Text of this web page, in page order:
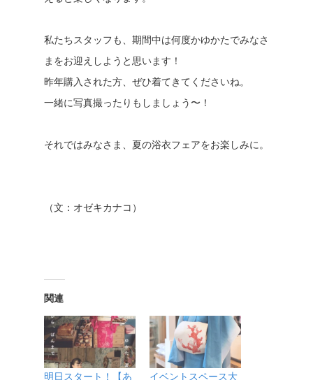
私たちスタッフも、期間中は何度かゆかたでみなさ
まをお迎えしようと思います！
昨年購入された方、ぜひ着てきてくださいね。
一緒に写真撮ったりもしましょう〜！
それではみなさま、夏の浴衣フェアをお楽しみに。
（文：オゼキカナコ）
関連
明日スタート！【あ
イベントスペース大